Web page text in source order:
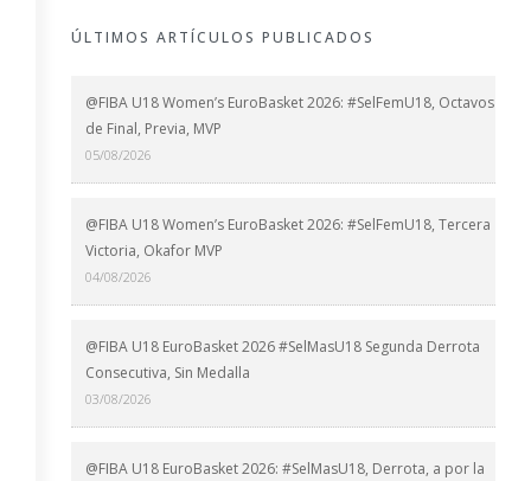
ÚLTIMOS ARTÍCULOS PUBLICADOS
@FIBA U18 Women’s EuroBasket 2026: #SelFemU18, Octavos
de Final, Previa, MVP
05/08/2026
@FIBA U18 Women’s EuroBasket 2026: #SelFemU18, Tercera
Victoria, Okafor MVP
04/08/2026
@FIBA U18 EuroBasket 2026 #SelMasU18 Segunda Derrota
Consecutiva, Sin Medalla
03/08/2026
@FIBA U18 EuroBasket 2026: #SelMasU18, Derrota, a por la